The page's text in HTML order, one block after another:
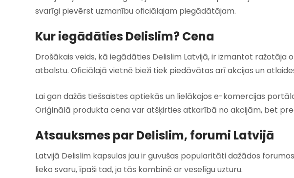
svarīgi pievērst uzmanību oficiālajam piegādātājam.
Kur iegādāties Delislim? Cena
Drošākais veids, kā iegādāties Delislim Latvijā, ir izmantot
atbalstu. Oficiālajā vietnē bieži tiek piedāvātas arī akcijas un
Lai gan dažās tiešsaistes aptiekās un lielākajos e-komercijas
Oriģinālā produkta cena var atšķirties atkarībā no akcijām, bet
Atsauksmes par Delislim, forumi Latvijā
Latvijā Delislim kapsulas jau ir guvušas popularitāti dažādos
lieko svaru, īpaši tad, ja tās kombinē ar veselīgu uzturu.